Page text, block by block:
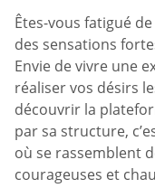
Êtes-vous fatigué
des sensations
Envie de vivre une
réaliser vos désirs
découvrir la
par sa structure,
où se rassemblent
courageuses et